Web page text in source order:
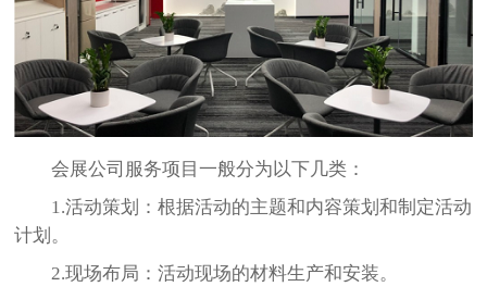
会展公司服务项目一般分为以下几类：
1.活动策划：根据活动的主题和内容策划和制定活动
计划。
2.现场布局：活动现场的材料生产和安装。